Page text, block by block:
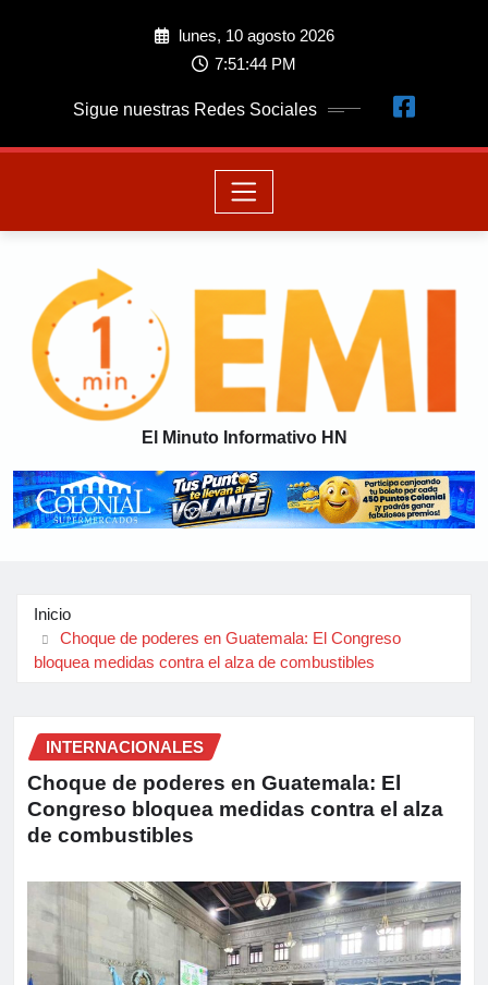
lunes, 10 agosto 2026
7:51:45 PM
Sigue nuestras Redes Sociales
El Minuto Informativo HN
Inicio
Choque de poderes en Guatemala: El Congreso
bloquea medidas contra el alza de combustibles
INTERNACIONALES
Choque de poderes en Guatemala: El
Congreso bloquea medidas contra el alza
de combustibles